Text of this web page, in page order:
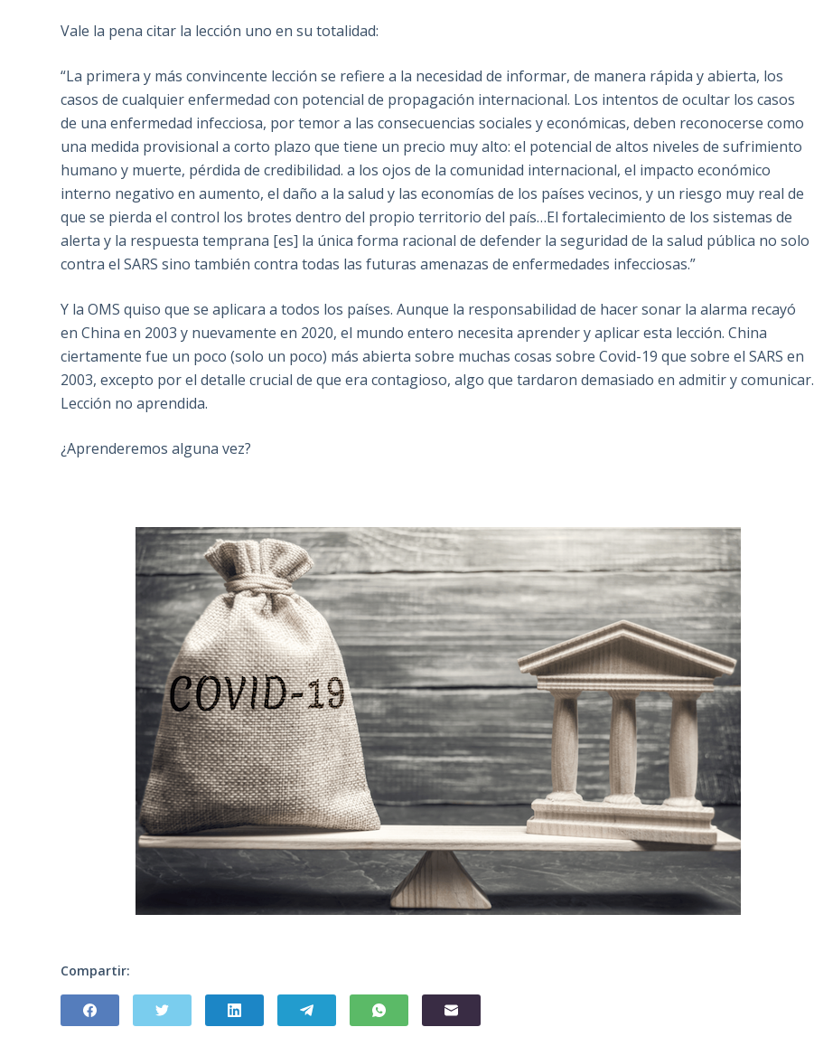
Vale la pena citar la lección uno en su totalidad:
“La primera y más convincente lección se refiere a la necesidad de informar, de manera rápida y abierta, los
casos de cualquier enfermedad con potencial de propagación internacional. Los intentos de ocultar los casos
de una enfermedad infecciosa, por temor a las consecuencias sociales y económicas, deben reconocerse como
una medida provisional a corto plazo que tiene un precio muy alto: el potencial de altos niveles de sufrimiento
humano y muerte, pérdida de credibilidad. a los ojos de la comunidad internacional, el impacto económico
interno negativo en aumento, el daño a la salud y las economías de los países vecinos, y un riesgo muy real de
que se pierda el control los brotes dentro del propio territorio del país…El fortalecimiento de los sistemas de
alerta y la respuesta temprana [es] la única forma racional de defender la seguridad de la salud pública no solo
contra el SARS sino también contra todas las futuras amenazas de enfermedades infecciosas.”
Y la OMS quiso que se aplicara a todos los países. Aunque la responsabilidad de hacer sonar la alarma recayó
en China en 2003 y nuevamente en 2020, el mundo entero necesita aprender y aplicar esta lección. China
ciertamente fue un poco (solo un poco) más abierta sobre muchas cosas sobre Covid-19 que sobre el SARS en
2003, excepto por el detalle crucial de que era contagioso, algo que tardaron demasiado en admitir y comunicar.
Lección no aprendida.
¿Aprenderemos alguna vez?
Compartir: